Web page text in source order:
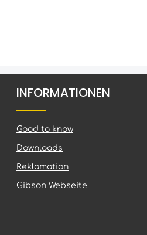
INFORMATIONEN
Good to know
Downloads
Reklamation
Gibson Webseite